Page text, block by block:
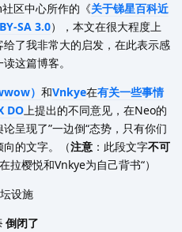
区中心所作的《关于锑星百科近
SA 3.0），本文在很大程度上
了我非常大的启发，在此表示感
这篇博客。
） 和Vnkye在有关一些事情
DO上提出的不同意见，在Neo的
呈现了”一边倒“态势，只有你们
的文字。（注意 ：此段文字不可
樱悦和Vnkye为自己背书“）
设施
倒闭了